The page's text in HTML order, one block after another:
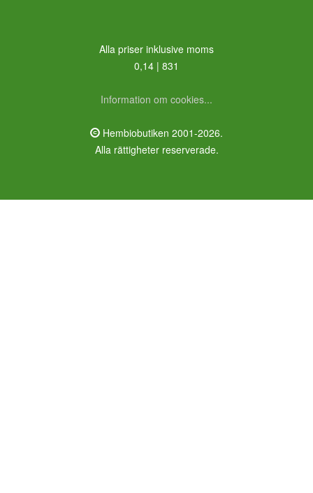
Alla priser inklusive moms
0,14 | 831
Information om cookies...
Hembiobutiken 2001-2026.
Alla rättigheter reserverade.